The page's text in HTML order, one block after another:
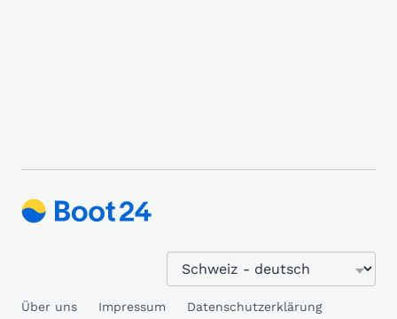
Über uns Impressum
Datenschutzerklärung